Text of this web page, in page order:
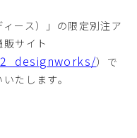
ース）」の限定別注ア
サイト
）で
たします。